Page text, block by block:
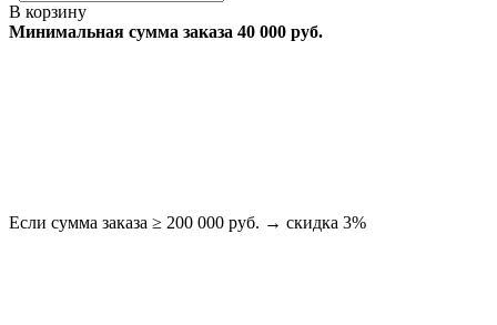
В корзину
Минимальная сумма заказа 40 000 руб.
Если сумма заказа ≥ 200 000 руб. → скидка 3%